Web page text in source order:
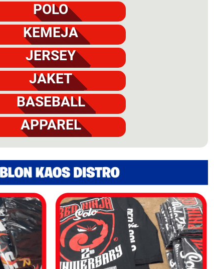
POLO
KEMEJA
JERSEY
JAKET
BASEBALL
APPAREL